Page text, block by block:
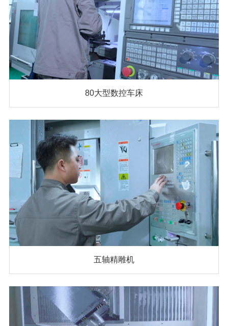
80大型数控车床
五轴精雕机